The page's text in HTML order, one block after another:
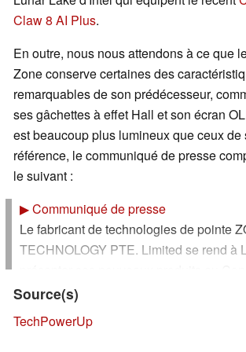
Claw 8 AI Plus.
En outre, nous nous attendons à ce que
Zone conserve certaines des
remarquables de son prédécesseur,
ses gâchettes à effet Hall et son écran
est beaucoup plus lumineux que ceux de
référence, le communiqué de presse
le suivant :
▶Communiqué de presse
Le fabricant de technologies de pointe
TECHNOLOGY PTE. Limited se rend à
Electronics Show (CES) 2025, l'un des
d'entreprises de plus de 150 pays
Source(s)
TechPowerUp